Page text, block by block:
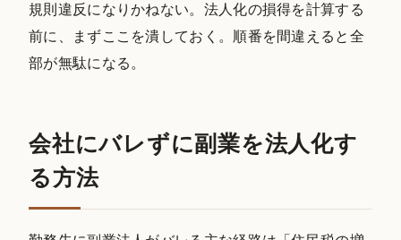
規則違反になりかねない。法人化の損得を計算する
前に、まずここを潰しておく。順番を間違えると全
部が無駄になる。
会社にバレずに副業を法人化す
る方法